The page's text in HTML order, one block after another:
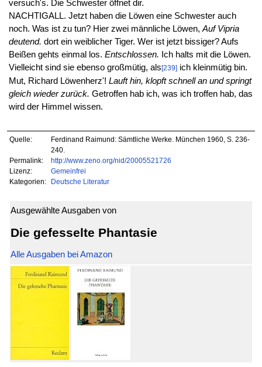
versuch's. Die Schwester öffnet dir.
NACHTIGALL. Jetzt haben die Löwen eine Schwester auch
noch. Was ist zu tun? Hier zwei männliche Löwen, Auf Vipria
deutend. dort ein weiblicher Tiger. Wer ist jetzt bissiger? Aufs
Beißen gehts einmal los. Entschlossen. Ich halts mit die Löwen.
Vielleicht sind sie ebenso großmütig, als[239]ich kleinmütig bin.
Mut, Richard Löwenherz'! Lauft hin, klopft schnell an und springt
gleich wieder zurück. Getroffen hab ich, was ich troffen hab, das
wird der Himmel wissen.
Quelle:
Ferdinand Raimund: Sämtliche Werke. München 1960, S. 236-
240.
Permalink:
http://www.zeno.org/nid/20005521726
Lizenz:
Gemeinfrei
Kategorien:
Deutsche Literatur
Ausgewählte Ausgaben von
Die gefesselte Phantasie
Alle Ausgaben bei Amazon